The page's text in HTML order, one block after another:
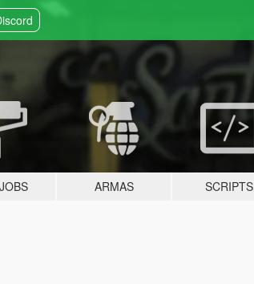
ARMAS SCRIPTS